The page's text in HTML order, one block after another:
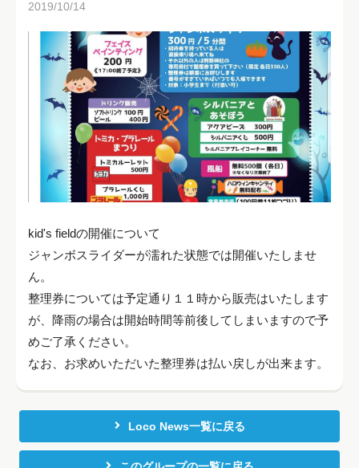
2019/10/14
kid's fieldの開催について
ジャンボスライダーが濡れた状態では開催いたしませ
ん。
整理券については予定通り１１時から販売はいたします
が、降雨の場合は開始時間等前後してしまいますので予
めご了承ください。
なお、お求めいただいた整理券は払い戻しが出来ます。
Loco News一覧に戻る